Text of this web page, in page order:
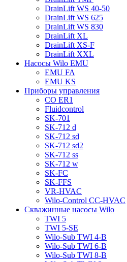
DrainLift WS 40-50
DrainLift WS 625
DrainLift WS 830
DrainLift XL
DrainLift XS-F
DrainLift XXL
Насосы Wilo EMU
EMU FA
EMU KS
Приборы управления
CO ER1
Fluidcontrol
SK-701
SK-712 d
SK-712 sd
SK-712 sd2
SK-712 ss
SK-712 w
SK-FC
SK-FFS
VR-HVAC
Wilo-Control CC-HVAC
Скважинные насосы Wilo
TWI 5
TWI 5-SE
Wilo-Sub TWI 4-B
Wilo-Sub TWI 6-B
Wilo-Sub TWI 8-B